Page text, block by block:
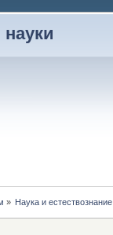
» Наука и естествознание